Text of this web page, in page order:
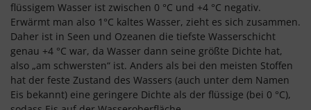
flüssigem Wasser ist zwischen 0 °C und +4 °C negativ.
Erwärmt man also 1°C kaltes Wasser, zieht es sich zusammen.
Daher ist in Seen und Ozeanen die tiefste Wasserschicht
genau +4 °C war, da Wasser dann seine größte Dichte hat,
also „am schwersten“ ist. Anders als bei den meisten Stoffen
hat der feste Zustand des Wassers (auch unter dem Namen
Eis bekannt) eine geringere Dichte als der flüssige (bei 0 °C),